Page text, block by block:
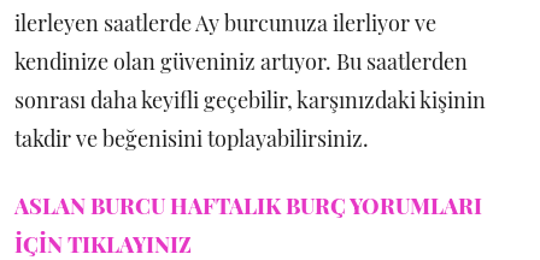
ilerleyen saatlerde Ay burcunuza ilerliyor ve
kendinize olan güveniniz artıyor. Bu saatlerden
sonrası daha keyifli geçebilir, karşınızdaki kişinin
takdir ve beğenisini toplayabilirsiniz.
ASLAN BURCU HAFTALIK BURÇ YORUMLARI
İÇİN TIKLAYINIZ